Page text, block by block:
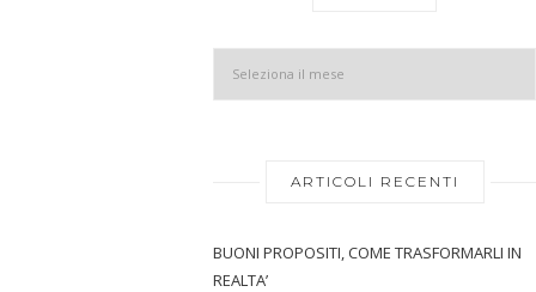
ARTICOLI RECENTI
BUONI PROPOSITI, COME TRASFORMARLI IN
REALTA’